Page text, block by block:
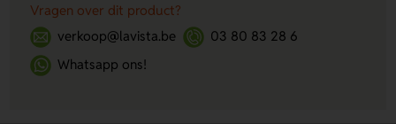
Vragen over dit product?
verkoop@lavista.be
03 80 83 28 6
Whatsapp ons!